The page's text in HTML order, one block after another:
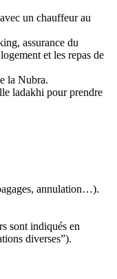
un chauffeur au
assurance du
et les repas de
la Nubra.
ladakhi pour prendre
annulation…).
sont indiqués en
diverses”).